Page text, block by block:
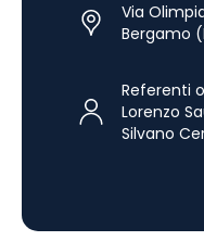
Via
Bergamo
Referenti
Lorenzo
Silvano